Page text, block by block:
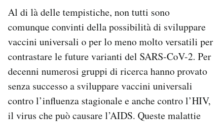
Al di là delle tempistiche, non tutti sono
comunque convinti della possibilità di sviluppare
vaccini universali o per lo meno molto versatili per
contrastare le future varianti del SARS-CoV-2. Per
decenni numerosi gruppi di ricerca hanno provato
senza successo a sviluppare vaccini universali
contro l’influenza stagionale e anche contro l’HIV,
il virus che può causare l’AIDS. Queste malattie